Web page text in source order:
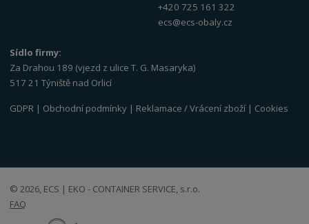
+420 725 161 322
ecs@ecs-obaly.cz
Sídlo firmy:
Za Drahou 189 (vjezd z ulice T. G. Masaryka)
517 21 Týniště nad Orlicí
GDPR | Obchodní podmínky | Reklamace / Vrácení zboží | Cookies
© 2026, ECS | EKO - CONTAINER SERVICE, s.r.o.
FAQ